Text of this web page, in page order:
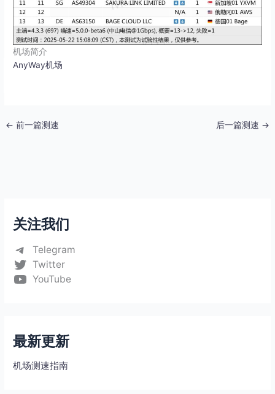
关注我们
Telegram
Twitter
YouTube
最新更新
机场测速指南
机场简介
AnyWay机场
← 前一篇测速 后一篇测速 →